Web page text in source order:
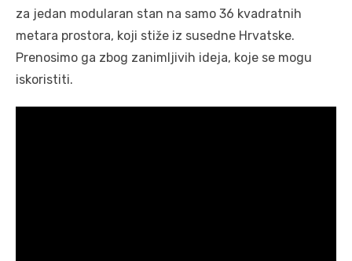
za jedan modularan stan na samo 36 kvadratnih
metara prostora, koji stiže iz susedne Hrvatske.
Prenosimo ga zbog zanimljivih ideja, koje se mogu
iskoristiti.